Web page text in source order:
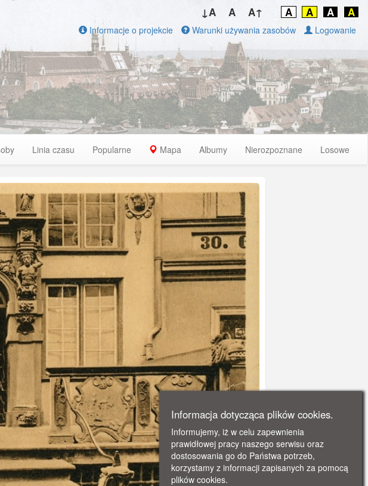
↓A A A↑ A A A A
Informacje o projekcie Warunki używania zasobów Logowanie
Linia czasu Popularne Mapa Albumy Nierozpoznane Losowe
Informacja dotycząca plików cookies.
Informujemy, iż w celu zapewnienia
prawidłowej pracy naszego serwisu oraz
dostosowania go do Państwa potrzeb,
korzystamy z informacji zapisanych za pomocą
plików cookies.